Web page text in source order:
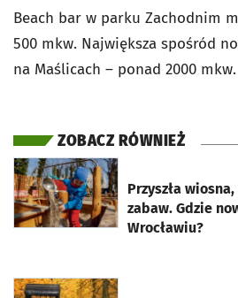
Beach bar w parku Zachodnim
500 mkw. Największa spośród
na Maślicach – ponad 2000 mkw.
ZOBACZ RÓWNIEŻ
Przyszła
zabaw. Gdzie
Wrocławiu?
otworzy się w nowej karcie
otworzy się w nowej karcie